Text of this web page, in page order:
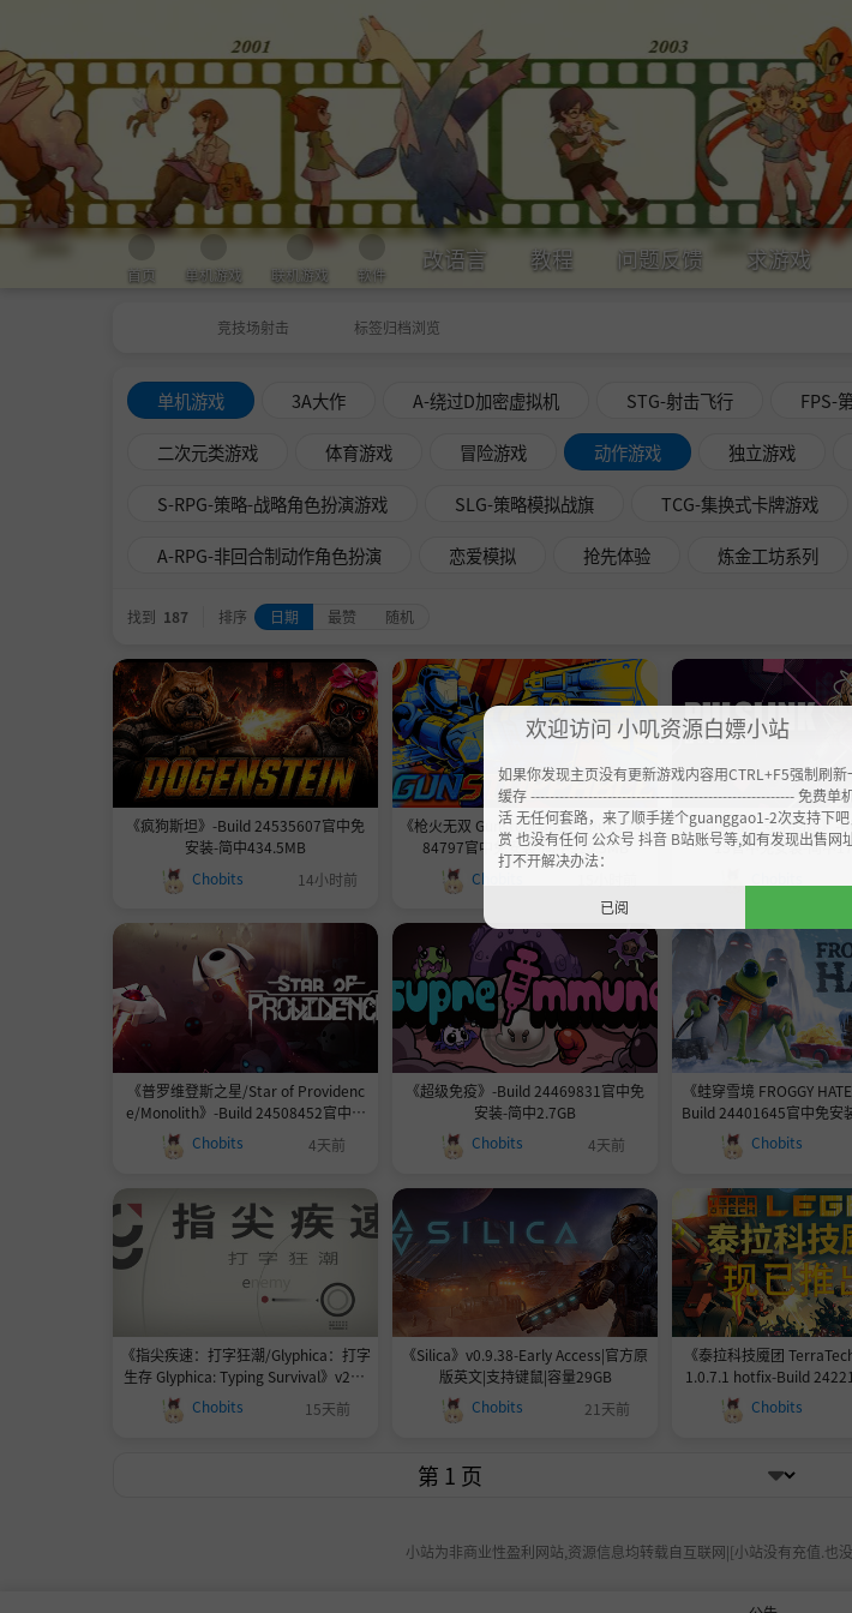
首页 单机游戏 联机游戏 软件
改语言 教程 问题反馈 求游戏
竞技场射击 标签归档浏览
单机游戏 3A大作 A-绕过D加密虚拟机 STG-射击飞行 FPS-
二次元类游戏 体育游戏 冒险游戏 动作游戏 独立游戏
S-RPG-策略-战略角色扮演游戏 SLG-策略模拟战旗 TCG-集换式卡牌游戏
A-RPG-非回合制动作角色扮演 恋爱模拟 抢先体验 炼金工坊系列
找到 187 排序 日期 最赞 随机
《疯狗斯坦》-Build 24535607官中免
安装-简中434.5MB
Chobits
14小时前
《枪火无双 Gunstoppable》-Build 245
84797官中免安装-简中925.5MB
Chobits
《Pulslink：守卫回路》-
15官中免安装-简中
《普罗维登斯之星/Star of Providenc
e/Monolith》-Build 24508452官中免
安装-简中|容量240.2MB
Chobits 4天前
《超级免疫》-Build 24469831官中免
安装-简中2.7GB
Chobits
4天前
《蛙穿雪境 FROGGY
Build 24401645官中免安
Chobits
《指尖疾速：打字狂潮/Glyphica：打字
生存 Glyphica: Typing Survival》v202
6.7.22.1459-BETA hotfix-Build 243291
53官中免安装-简中258.7MB
Chobits 15天前
《Silica》v0.9.38-Early Access|官方原
版英文|支持键鼠|容量29GB
Chobits
21天前
《泰拉科技魇团
1.0.7.1 hotfix-Build
安装-简中6.5GB
Chobits
小站为非商业性盈利网站,资源信息均转载自互联网|[小站没有充值.也
欢迎访问 小叽资源白嫖小站
如果你发现主页没有更新游戏内容用CTRL+F5强制刷
缓存 ------------------------------------------------------- 免费
活 无任何套路，来了顺手搓个guanggao1-2次支持下
赏 也没有任何 公众号 抖音 B站账号等,如有发现出售
打不开解决办法：
已阅